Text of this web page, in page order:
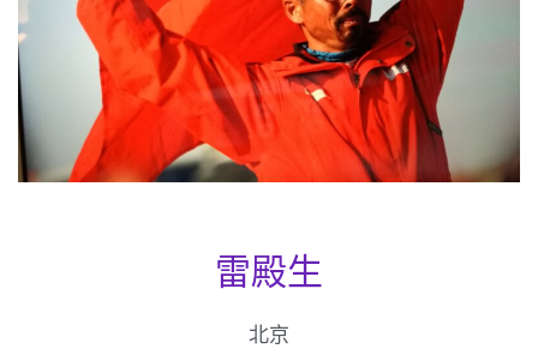
雷殿生
北京